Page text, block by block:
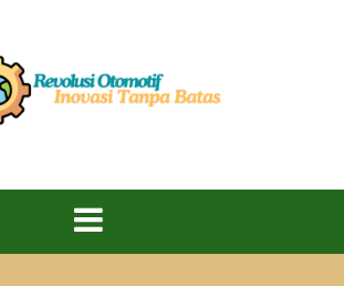
Revolusi
Otomotif